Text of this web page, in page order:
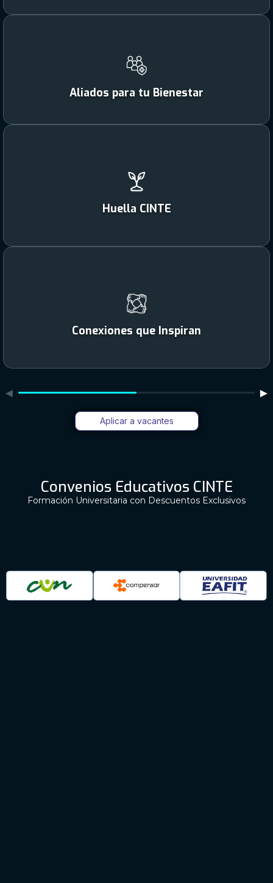
Aliados para tu Bienestar
Huella CINTE
Conexiones que Inspiran
◄ ►
Aplicar a vacantes
Convenios Educativos CINTE
Formación Universitaria con Descuentos Exclusivos